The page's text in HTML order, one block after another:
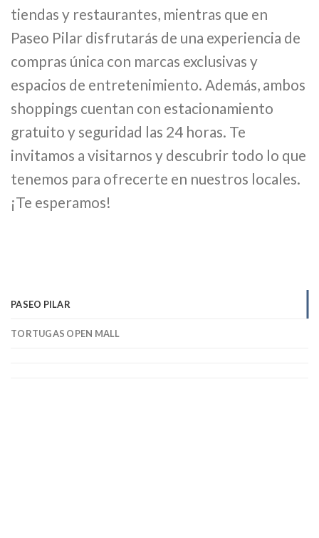
tiendas y restaurantes, mientras que en
Paseo Pilar disfrutarás de una experiencia de
compras única con marcas exclusivas y
espacios de entretenimiento. Además, ambos
shoppings cuentan con estacionamiento
gratuito y seguridad las 24 horas. Te
invitamos a visitarnos y descubrir todo lo que
tenemos para ofrecerte en nuestros locales.
¡Te esperamos!
PASEO PILAR
TORTUGAS OPEN MALL